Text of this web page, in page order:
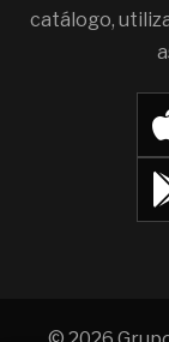
catálogo,